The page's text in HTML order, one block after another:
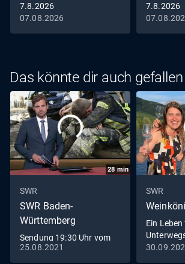
7.8.2026
07.08.2026
7.8.2026
Das könnte dir auch gefallen
28min
SWR
SWR Baden-
Württemberg
Sendung 19:30 Uhr vom
25.8.2021
25.08.2021
SWR
Ein